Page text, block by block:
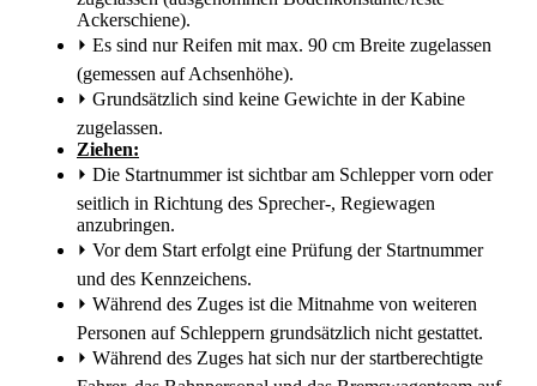
Ackerschiene).
⏵ Es sind nur Reifen mit max. 90 cm Breite zugelassen
(gemessen auf Achsenhöhe).
⏵ Grundsätzlich sind keine Gewichte in der Kabine
zugelassen.
Ziehen:
⏵ Die Startnummer ist sichtbar am Schlepper vorn oder
seitlich in Richtung des Sprecher-, Regiewagen
anzubringen.
⏵ Vor dem Start erfolgt eine Prüfung der Startnummer
und des Kennzeichens.
⏵ Während des Zuges ist die Mitnahme von weiteren
Personen auf Schleppern grundsätzlich nicht gestattet.
⏵ Während des Zuges hat sich nur der startberechtigte